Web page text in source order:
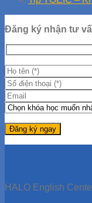
Đăng ký nhận tư
HALO English